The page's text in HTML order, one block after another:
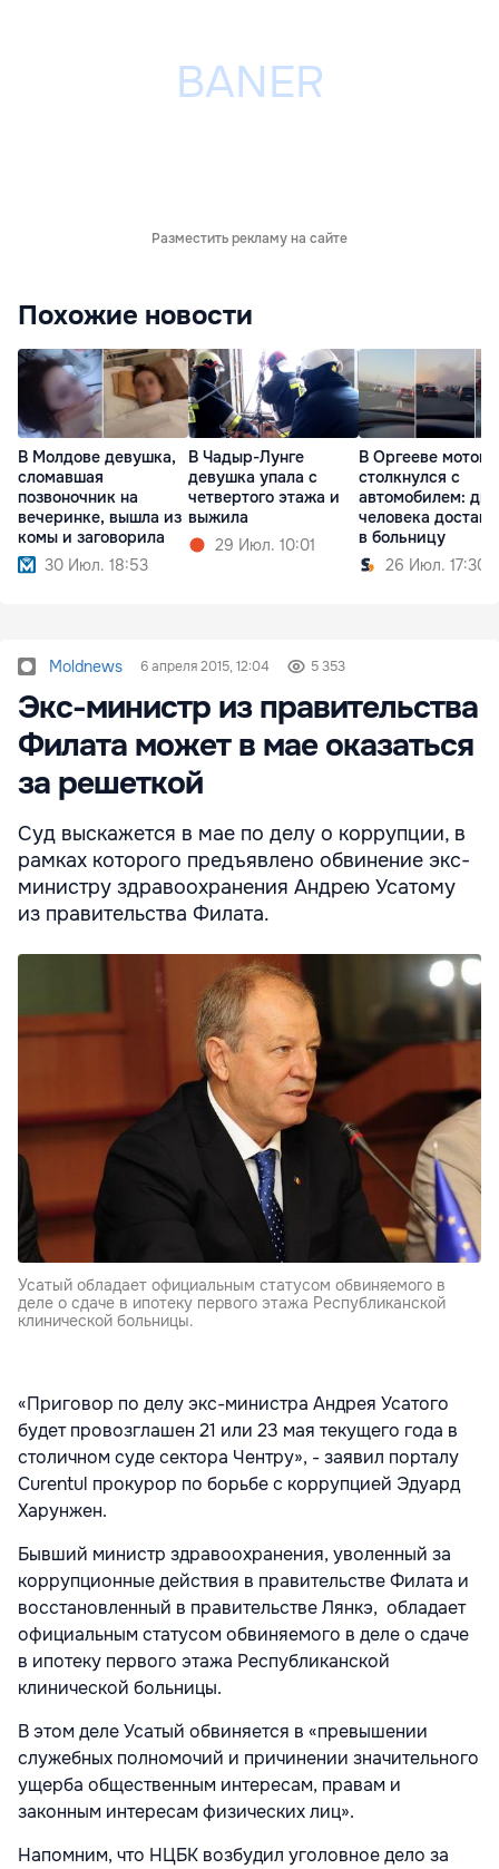
Разместить рекламу на сайте
Похожие новости
В Молдове девушка,
сломавшая
позвоночник на
вечеринке, вышла из
комы и заговорила
30 Июл. 18:53
В Чадыр-Лунге
девушка упала с
четвертого этажа и
выжила
29 Июл. 10:01
В Оргееве
столкнулся с
автомобилем: два
человека
в больницу
26 Июл. 17:30
Moldnews 6 апреля 2015, 12:04 5 353
Экс-министр из правительства
Филата может в мае оказаться
за решеткой
Суд выскажется в мае по делу о коррупции, в
рамках которого предъявлено обвинение экс-
министру здравоохранения Андрею Усатому
из правительства Филата.
Усатый обладает официальным статусом обвиняемого в
деле о сдаче в ипотеку первого этажа Республиканской
клинической больницы.
«Приговор по делу экс-министра Андрея Усатого
будет провозглашен 21 или 23 мая текущего года в
столичном суде сектора Чентру», - заявил порталу
Curentul прокурор по борьбе с коррупцией Эдуард
Харунжен.
Бывший министр здравоохранения, уволенный за
коррупционные действия в правительстве Филата и
восстановленный в правительстве Лянкэ, обладает
официальным статусом обвиняемого в деле о сдаче
в ипотеку первого этажа Республиканской
клинической больницы.
В этом деле Усатый обвиняется в «превышении
служебных полномочий и причинении значительного
ущерба общественным интересам, правам и
законным интересам физических лиц».
Напомним, что НЦБК возбудил уголовное дело за